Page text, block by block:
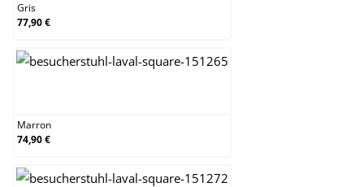
Gris
77,90 €
Marron
74,90 €